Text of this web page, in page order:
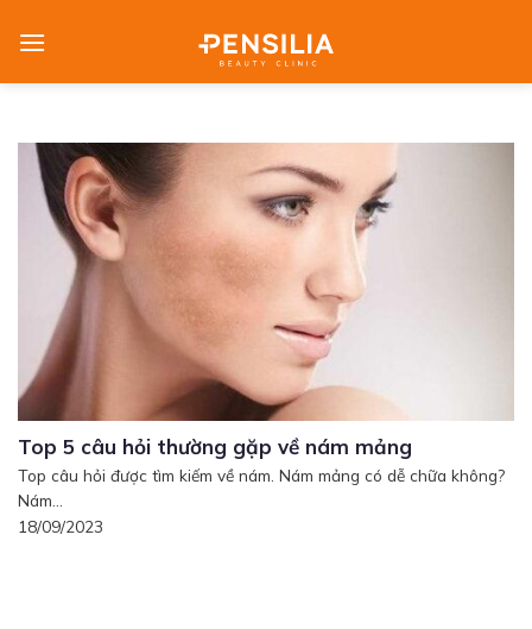
Top 5 câu hỏi thường gặp về nám mảng
Top câu hỏi được tìm kiếm về nám. Nám mảng có dễ chữa không?
Nám...
18/09/2023